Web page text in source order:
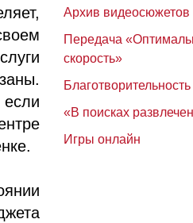
Архив видеосюжетов
Передача
скорость»
Благотворительность
«В поисках
Игры онлайн